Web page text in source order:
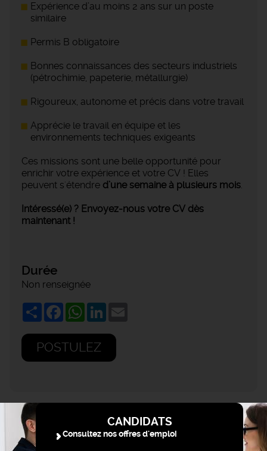
Expérience d’au moins 2 ans sur un poste
similaire
Permis B obligatoire
Bonnes connaissances des secteurs industriels
(pétrochimie, papeterie, métallurgie)
Rigoureux, autonome et précis dans votre travail
Apprécie le travail en équipe et les
environnements techniques exigeants
Ces missions sont une belle opportunité pour
enrichir votre expérience et votre CV ! Elles
peuvent s'étendre d’une semaine à plusieurs mois.
Intéressé(e) ? Envoyez-nous votre CV dès
maintenant !
Durée
Non renseignée
ShareFacebookWhatsApp
LinkedIn
POSTULEZ
CANDIDATS
Consultez nos offres d'emploi